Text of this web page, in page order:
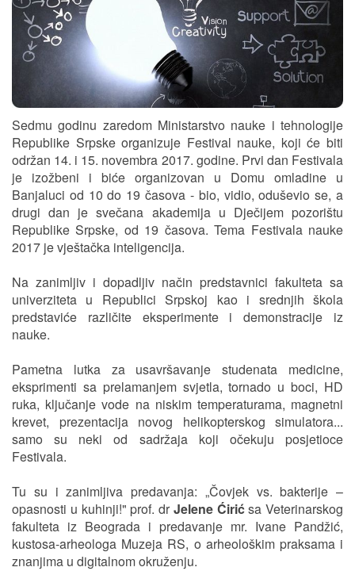
Sedmu godinu zaredom Ministarstvo nauke i tehnologije
Republike Srpske organizuje Festival nauke, koji će biti
održan 14. i 15. novembra 2017. godine. Prvi dan Festivala
je izožbeni i biće organizovan u Domu omladine u
Banjaluci od 10 do 19 časova - bio, vidio, oduševio se, a
drugi dan je svečana akademija u Dječijem pozorištu
Republike Srpske, od 19 časova. Tema Festivala nauke
2017 je vještačka inteligencija.
Na zanimljiv i dopadljiv način predstavnici fakulteta sa
univerziteta u Republici Srpskoj kao i srednjih škola
predstaviće različite eksperimente i demonstracije iz
nauke.
Pametna lutka za usavršavanje studenata medicine,
eksprimenti sa prelamanjem svjetla, tornado u boci, HD
ruka, ključanje vode na niskim temperaturama, magnetni
krevet, prezentacija novog helikopterskog simulatora...
samo su neki od sadržaja koji očekuju posjetioce
Festivala.
Tu su i zanimljiva predavanja: „Čovjek vs. bakterije –
opasnosti u kuhinji!" prof. dr Jelene Ćirićsa Veterinarskog
fakulteta iz Beograda i predavanje mr. Ivane Pandžić,
kustosa-arheologa Muzeja RS, o arheološkim praksama i
znanjima u digitalnom okruženju.